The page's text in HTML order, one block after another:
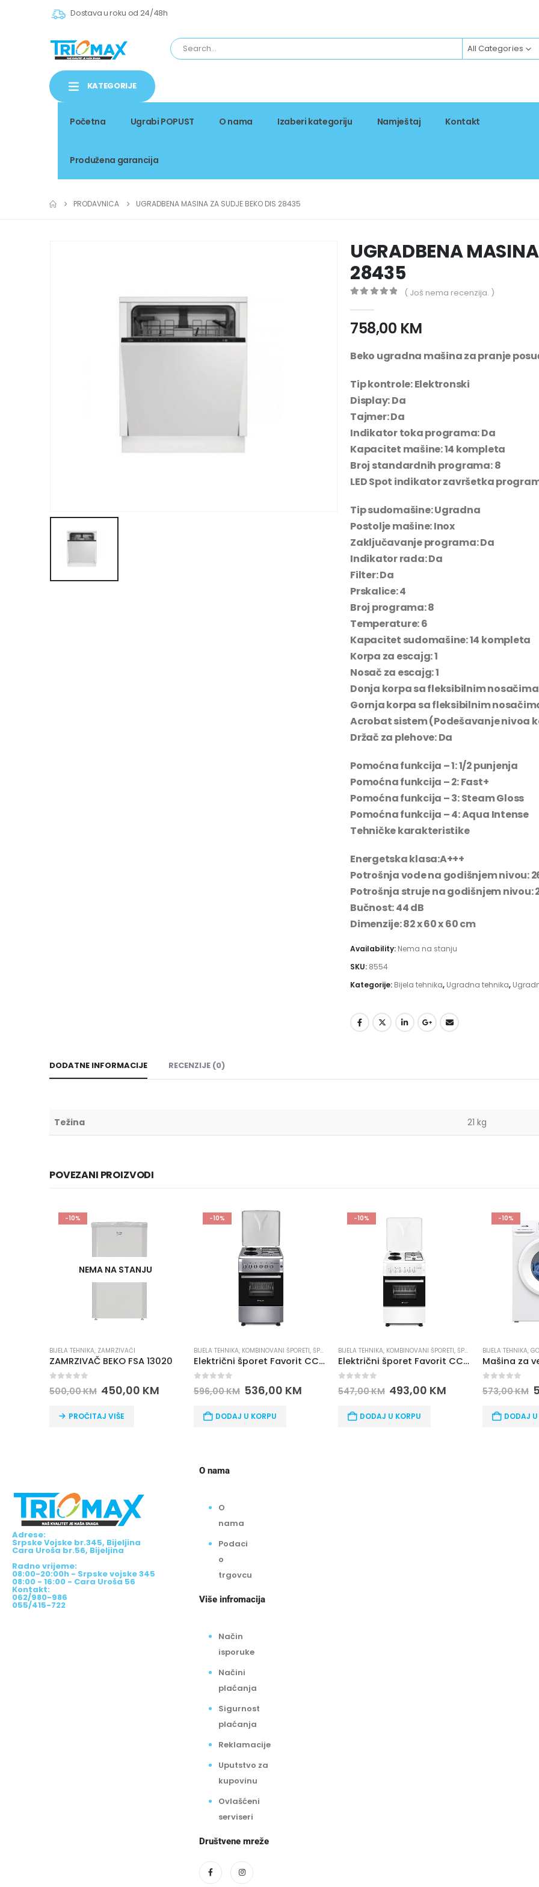
Dostava u roku od 24/48h
All Categories
KATEGORIJE
Početna Ugrabi POPUST O nama Izaberi kategoriju Namještaj Kontakt
Produžena garancija
PRODAVNICA UGRADBENA MASINA ZA SUDJE BEKO DIS 28435
UGRADBENA
28435
( Još nema recenzija. )
758,00 KM
Beko ugradna mašina za pranje
Tip kontrole:Elektronski
Display:Da
Tajmer:Da
Indikator toka programa:Da
Kapacitet mašine:14 kompleta
Broj standardnih programa:8
LED Spot indikator završetka
Tip sudomašine: Ugradna
Postolje mašine: Inox
Zaključavanje programa: Da
Indikator rada: Da
Filter: Da
Prskalice: 4
Broj programa: 8
Temperature: 6
Kapacitet sudomašine: 14 kompleta
Korpa za escajg: 1
Nosač za escajg: 1
Donja korpa sa fleksibilnim
Gornja korpa sa fleksibilnim
Acrobat sistem (Podešavanje nivoa
Držač za plehove: Da
Pomoćna funkcija – 1:1/2 punjenja
Pomoćna funkcija – 2:Fast+
Pomoćna funkcija – 3:Steam Gloss
Pomoćna funkcija – 4:Aqua Intense
Tehničke karakteristike
Energetska klasa:A+++
Potrošnja vode na godišnjem nivou:
Potrošnja struje na godišnjem nivou:
Bučnost:44 dB
Dimenzije:82 x 60 x 60 cm
Availability: Nema na stanju
SKU: 8554
Kategorije: Bijela tehnika, Ugradna tehnika,
DODATNE INFORMACIJE RECENZIJE (0)
Težina 21 kg
POVEZANI PROIZVODI
-10%
BIJELA TEHNIKA, KOMBINOVANI ŠPORETI
596,00KM 536,00 KM
DODAJ U KORPU
-10%
BIJELA TEHNIKA, KOMBINOVANI ŠPORETI, ŠPORETI
Električni šporet Favorit CC60-22W
547,00KM 493,00 KM
DODAJ U KORPU
-10%
BIJELA TEHNIKA, GORENJE,VEŠ MAŠINE
Mašina za veš GORENJE WNGPI72SBS
573,00KM 516,00 KM
DODAJ U KORPU
-10%
BIJELA TEHNIKA,
481,00KM
DODAJ U
Adrese:
Srpske Vojske br.345, Bijeljina
Cara Uroša br.56, Bijeljina
Radno vrijeme:
08:00-20:00h - Srpske vojske 345
08:00 - 16:00 - Cara Uroša 56
Kontakt:
062/980-986
055/415-722
O nama
O
nama
Podaci
o
trgovcu
Više infromacija
Način
isporuke
Načini
plaćanja
Sigurnost
plaćanja
Reklamacije
Uputstvo za
kupovinu
Ovlašćeni
serviseri
Društvene mreže